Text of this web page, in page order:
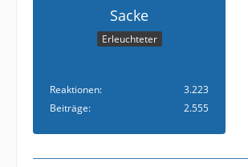
Sacke
Erleuchteter
Reaktionen
3.223
Beiträge
2.555